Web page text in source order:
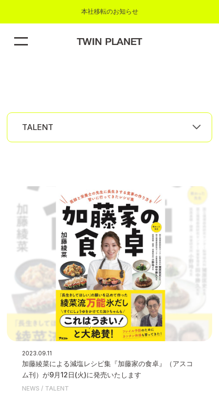
本社移転のお知らせ
TALENT
2023.09.11
加藤綾菜による減塩レシピ集『加藤家の食卓』（アスコ
ム刊）が9月12日(火)に発売いたします
NEWS TALENT